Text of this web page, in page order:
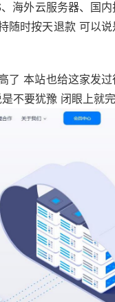
海外云服务器、国
随时按天退款 可以
了 本站也给这家发
不要犹豫 闭眼上就